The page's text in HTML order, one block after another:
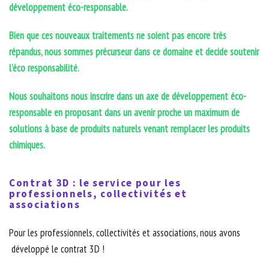
développement éco-responsable.
Bien que ces nouveaux traitements ne soient pas encore très
répandus, nous sommes précurseur dans ce domaine et decide soutenir
l’éco responsabilité.
Nous souhaitons nous inscrire dans un axe de développement éco-
responsable en proposant dans un avenir proche un maximum de
solutions à base de produits naturels venant remplacer les produits
chimiques.
Contrat 3D : le service pour les
professionnels, collectivités et
associations
Pour les professionnels, collectivités et associations, nous avons
développé le contrat 3D !